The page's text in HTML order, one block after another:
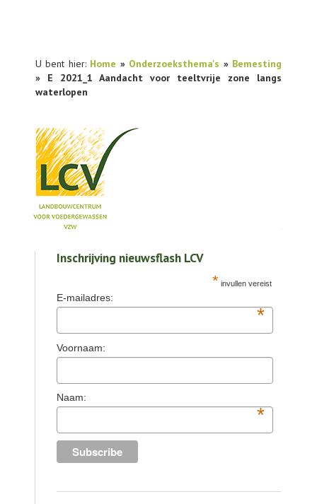
U bent hier: Home » Onderzoeksthema's » Bemesting
» E 2021_1 Aandacht voor teeltvrije zone langs
waterlopen
PUBLICATIES
AGENDA
OVER LCV
Inschrijving nieuwsflash LCV
* invullen vereist
E-mailadres:
*
Voornaam:
Naam:
*